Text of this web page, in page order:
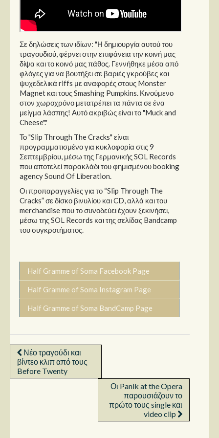
Σε δηλώσεις των ιδίων: "Η δημιουργία αυτού του
τραγουδιού, φέρνει στην επιφάνεια την κοινή μας
δίψα και το κοινό μας πάθος. Γεννήθηκε μέσα από
φλόγες για να βουτήξει σε βαριές γκρούβες και
ψυχεδελικά riffs με αναφορές στους Monster
Magnet και τους Smashing Pumpkins. Κινούμενο
στον χωροχρόνο μετατρέπει τα πάντα σε ένα
μείγμα λάσπης! Αυτό ακριβώς είναι το "Muck and
Cheese"."
Το "Slip Through The Cracks" είναι
προγραμματισμένο για κυκλοφορία στις 9
Σεπτεμβρίου, μέσω της Γερμανικής SOL Records
που αποτελεί παρακλάδι του φημισμένου booking
agency Sound Of Liberation.
Οι προπαραγγελίες για το “Slip Through The
Cracks” σε δίσκο βινυλίου και CD, αλλά και του
merchandise που το συνοδεύει έχουν ξεκινήσει,
μέσω της SOL Records και της σελίδας Bandcamp
του συγκροτήματος.
Half Gramme of Soma Facebook Page
Half Gramme of Soma Instagram Page
Half Gramme of Soma BandCamp Page
Νέο τραγούδι και
βίντεο κλιπ από τους
Before Twenty
Οι Panik at the Opera
παρουσιάζουν το
πρώτο τους single και
video clip